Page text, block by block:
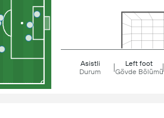
Asistli
Durum
Left foot
Gövde Bölümü